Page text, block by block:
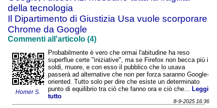
della tecnologia
Il Dipartimento di Giustizia Usa vuole scorporare
Chrome da Google
Commenti all'articolo (4)
Homer S.
Probabilmente è vero che ormai l'abitudine ha reso
superflue certe "iniziative", ma se Firefox non becca più i
soldi, muore, e con esso il pubblico che lo usava
passerà ad alternative che non per forza saranno Google-
oriented. Tutto solo per dire che esiste un determinato
punto di equilibrio tra ciò che fanno ora e ciò che... Leggi
tutto
8-9-2025 16:36